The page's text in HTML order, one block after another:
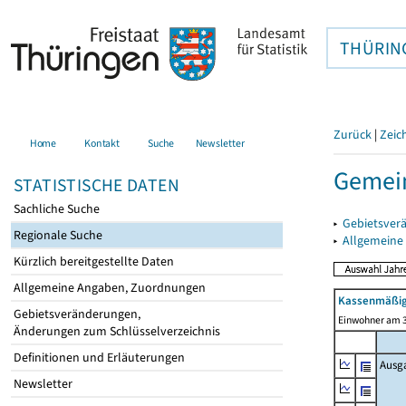
Home Kontakt Suche Newsletter
STATISTISCHE DATEN
Sachliche Suche
Regionale Suche
Kürzlich bereitgestellte Daten
Allgemeine Angaben, Zuordnungen
Gebietsveränderungen,
Änderungen zum Schlüsselverzeichnis
Definitionen und Erläuterungen
Newsletter
Zurück |
▸
▸
Einwohner am